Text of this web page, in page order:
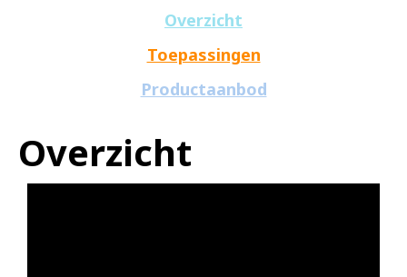
Overzicht
Toepassingen
Productaanbod
Overzicht